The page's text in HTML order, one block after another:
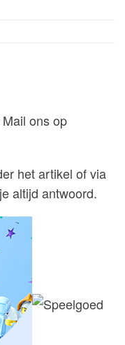
ons op
het artikel of via
altijd antwoord.